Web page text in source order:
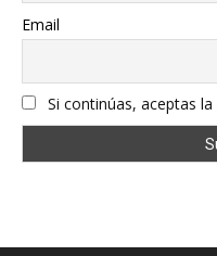
Email
Si continúas, aceptas